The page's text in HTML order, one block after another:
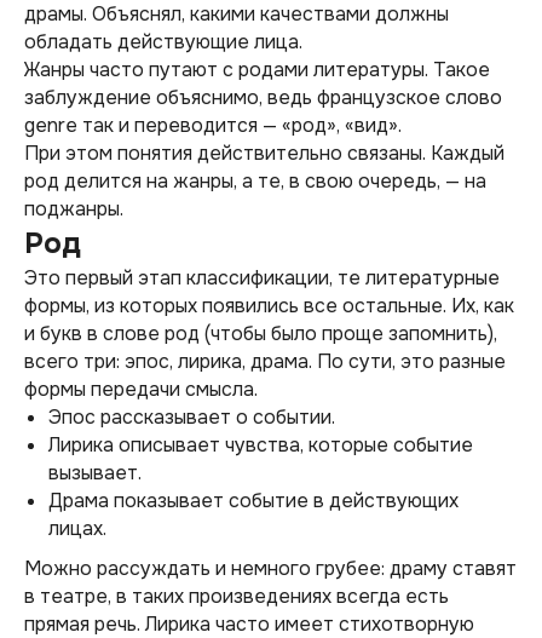
драмы. Объяснял, какими качествами должны
обладать действующие лица.
Жанры часто путают с родами литературы. Такое
заблуждение объяснимо, ведь французское слово
genre так и переводится — «род», «вид».
При этом понятия действительно связаны. Каждый
род делится на жанры, а те, в свою очередь, — на
поджанры.
Род
Это первый этап классификации, те литературные
формы, из которых появились все остальные. Их, как
и букв в слове род (чтобы было проще запомнить),
всего три: эпос, лирика, драма. По сути, это разные
формы передачи смысла.
Эпос рассказывает о событии.
Лирика описывает чувства, которые событие
вызывает.
Драма показывает событие в действующих
лицах.
Можно рассуждать и немного грубее: драму ставят
в театре, в таких произведениях всегда есть
прямая речь. Лирика часто имеет стихотворную